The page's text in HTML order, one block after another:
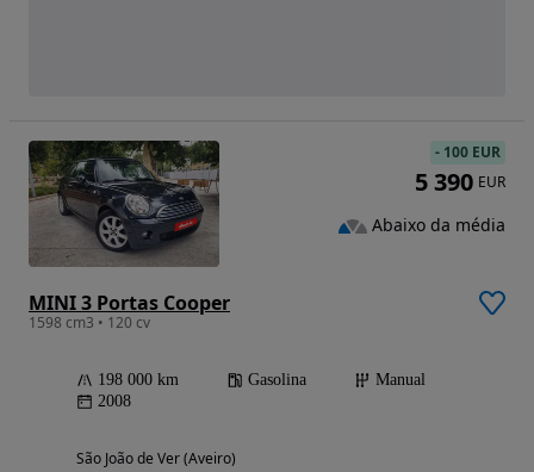
MINI 3 Portas Cooper
1598 cm3 • 120 cv
198 000 km Gasolina
Manual
2008
São João de Ver (Aveiro)
- 100 EUR
5 390 EUR
Abaixo da média